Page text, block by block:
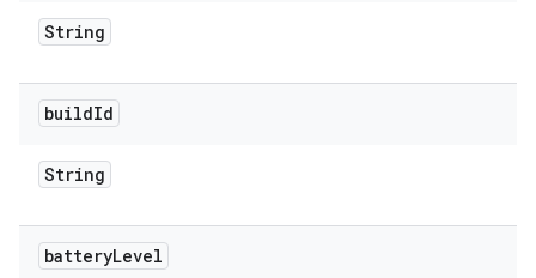
String
buildId
String
batteryLevel